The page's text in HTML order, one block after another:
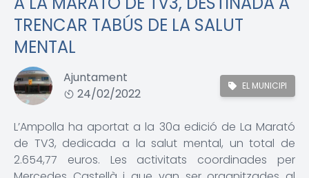
TRENCAR TABÚS DE LA SALUT
MENTAL
Ajuntament
24/02/2022
EL MUNICIPI
L’Ampolla ha aportat a la 30a edició de La Marató
de TV3, dedicada a la salut mental, un total de
2.654,77 euros. Les activitats coordinades per